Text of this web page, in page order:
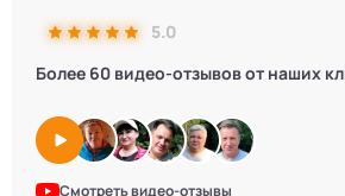
5.0
Более 60 видео-отзывов от наших
Смотреть видео-отзывы